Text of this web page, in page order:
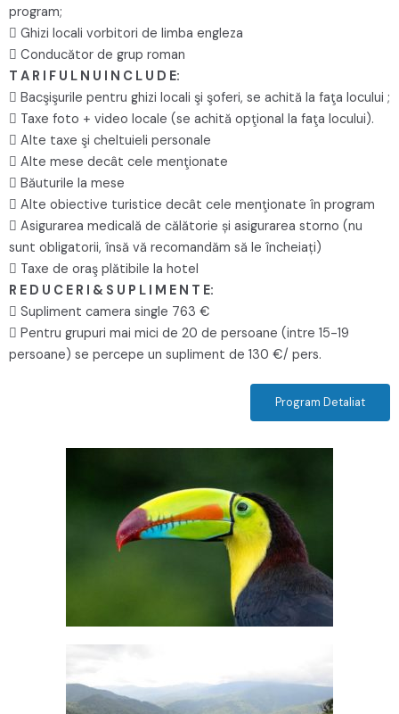
program;
 Ghizi locali vorbitori de limba engleza
 Conducător de grup roman
T A R I F U L N U I N C L U D E:
 Bacşişurile pentru ghizi locali şi şoferi, se achită la faţa locului ;
 Taxe foto + video locale (se achită opţional la faţa locului).
 Alte taxe şi cheltuieli personale
 Alte mese decât cele menţionate
 Băuturile la mese
 Alte obiective turistice decât cele menţionate în program
 Asigurarea medicală de călătorie și asigurarea storno (nu
sunt obligatorii, însă vă recomandăm să le încheiați)
 Taxe de oraş plătibile la hotel
R E D U C E R I & S U P L I M E N T E:
 Supliment camera single 763 €
 Pentru grupuri mai mici de 20 de persoane (intre 15-19
persoane) se percepe un supliment de 130 €/ pers.
Program Detaliat